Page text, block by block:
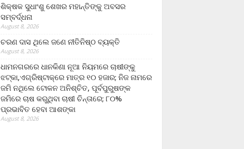
ଶିକ୍ଷକ ସୁଧାଂଶୁ ଶେଖର ମହାନ୍ତିଙ୍କୁ ଅବସର
ସମ୍ବର୍ଦ୍ଧନା
August 8, 2026
ଚରଣ ଦାସ ଥିଲେ ଜଣେ ନୀତିନିଷ୍ଠ ବ୍ୟକ୍ତି
August 8, 2026
ଧାମନଗରରେ ଧାନକିଣା ନୂଆ ନିୟମରେ ଚାଷୀଙ୍କୁ
ଝଟ୍‌କା,ଏଗ୍ରିଷ୍ଟାକ୍‌ରେ ମାତ୍ର ୧୦ ହଜାର; ନିଜ ନାମରେ
ଜମି ନଥିଲେ ଟୋକନ ଅନିଶ୍ଚିତ, ପୂର୍ବପୁରୁଷଙ୍କ
ଜମିରେ ଚାଷ କରୁଥିବା ଚାଷୀ ଚିନ୍ତାରେ; ୮୦%
ପ୍ରଭାବିତ ହେବା ଆଶଙ୍କା
August 8, 2026